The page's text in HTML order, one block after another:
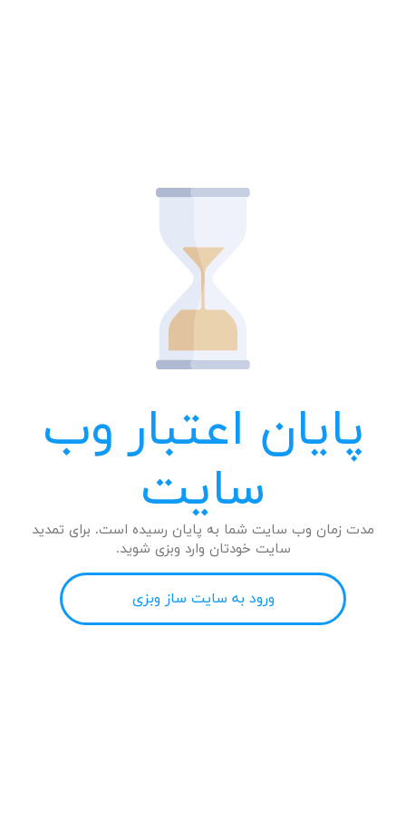
پایان اعتبار وب
سایت
مدت زمان وب سایت شما به پایان رسیده است. برای تمدید
سایت خودتان وارد وبزی شوید.
ورود به سایت ساز وبزی